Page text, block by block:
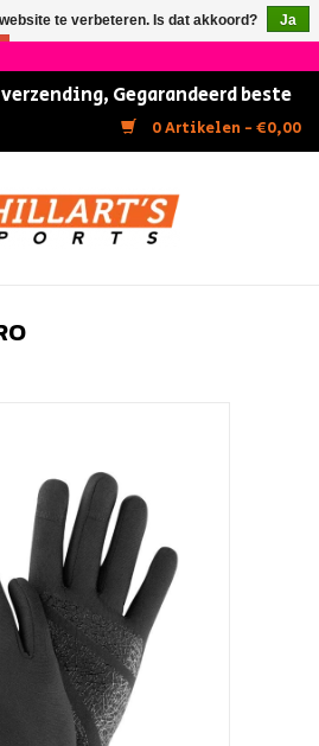
×
Gegarandeerd beste
0 Artikelen - €0,00
te verbeteren. Is dat akkoord?
Ja